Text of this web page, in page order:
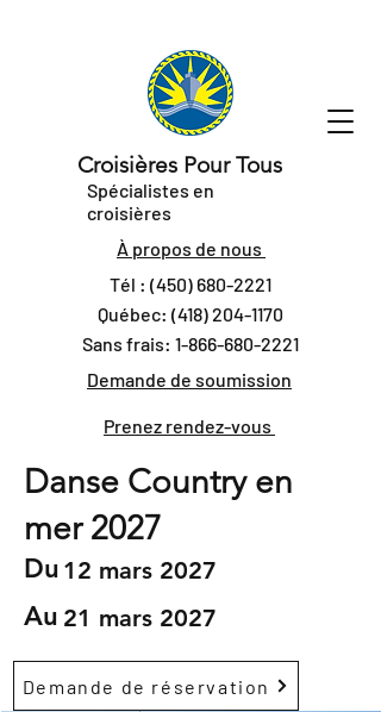
Croisières Pour Tous
Spécialistes en
croisières
À propos de nous
Tél : (450) 680-2221
Québec: (418) 204-1170
Sans frais: 1-866-680-2221
Demande de soumission
Prenez rendez-vous
Danse Country en
mer 2027
Du 12 mars 2027
Au 21 mars 2027
Demande de réservation